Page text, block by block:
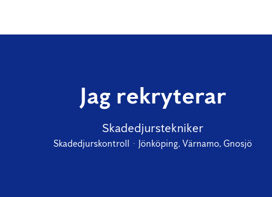
Jag rekryterar
Skadedjurstekniker
Skadedjurskontroll · Jönköping, Värnamo, Gnosjö